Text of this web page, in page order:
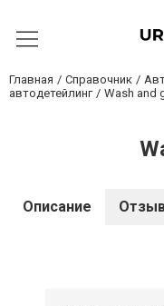
Главная Справочник
автодетейлинг
Wash and
Описание